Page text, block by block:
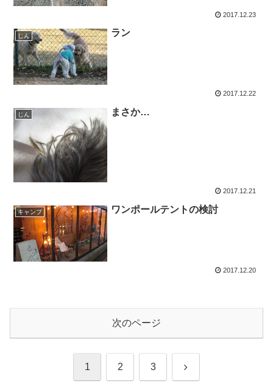
2017.12.23
じん ラン
2017.12.22
じん まさか…
2017.12.21
キャンプ ワンポールテントの検討
2017.12.20
次のページ
1 2 3 次